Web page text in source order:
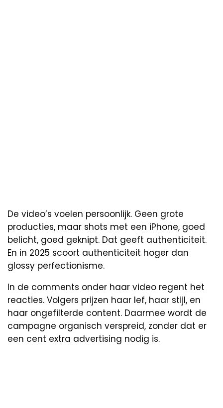
De video’s voelen persoonlijk. Geen grote
producties, maar shots met een iPhone, goed
belicht, goed geknipt. Dat geeft authenticiteit.
En in 2025 scoort authenticiteit hoger dan
glossy perfectionisme.
In de comments onder haar video regent het
reacties. Volgers prijzen haar lef, haar stijl, en
haar ongefilterde content. Daarmee wordt de
campagne organisch verspreid, zonder dat er
een cent extra advertising nodig is.